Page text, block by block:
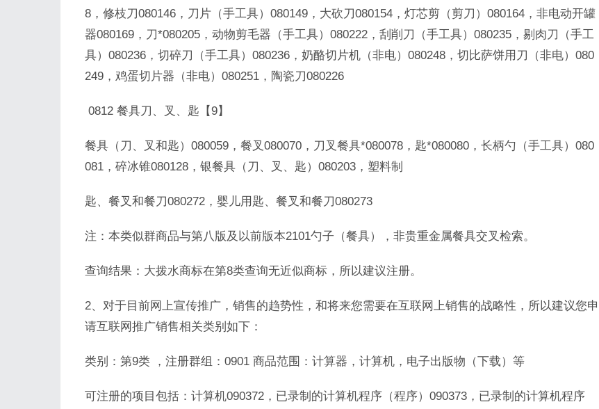
8，修枝刀080146，刀片（手工具）080149，大砍刀080154，灯芯剪（剪刀）080164，非电动开罐
器080169，刀*080205，动物剪毛器（手工具）080222，刮削刀（手工具）080235，剔肉刀（手工
具）080236，切碎刀（手工具）080236，奶酪切片机（非电）080248，切比萨饼用刀（非电）080
249，鸡蛋切片器（非电）080251，陶瓷刀080226
0812 餐具刀、叉、匙【9】
餐具（刀、叉和匙）080059，餐叉080070，刀叉餐具*080078，匙*080080，长柄勺（手工具）080
081，碎冰锥080128，银餐具（刀、叉、匙）080203，塑料制
匙、餐叉和餐刀080272，婴儿用匙、餐叉和餐刀080273
注：本类似群商品与第八版及以前版本2101勺子（餐具），非贵重金属餐具交叉检索。
查询结果：大拨水商标在第8类查询无近似商标，所以建议注册。
2、对于目前网上宣传推广，销售的趋势性，和将来您需要在互联网上销售的战略性，所以建议您申
请互联网推广销售相关类别如下：
类别：第9类 ，注册群组：0901 商品范围：计算器，计算机，电子出版物（下载）等
可注册的项目包括：计算机090372，已录制的计算机程序（程序）090373，已录制的计算机程序